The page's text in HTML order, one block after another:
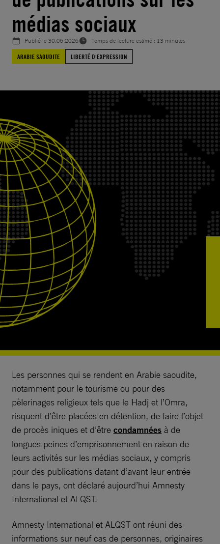
médias sociaux
Publié le30.06.2026
Temps de lecture estimé : 13 minutes
ARABIE SAOUDITE
LIBERTÉ D'EXPRESSION
Les personnes qui se rendent en Arabie saoudite,
notamment pour le tourisme ou pour des
pèlerinages religieux tels que le Hadj et l’Omra,
risquent d’être placées en détention, de faire l’objet
de procès iniques et d’être condamnées à de
longues peines d’emprisonnement en raison de
leurs activités sur les médias sociaux, y compris
pour des publications datant d’avant leur entrée
dans le pays, ont déclaré aujourd’hui Amnesty
International et ALQST.
Amnesty International et ALQST ont réuni des
informations sur neuf cas de personnes, originaires